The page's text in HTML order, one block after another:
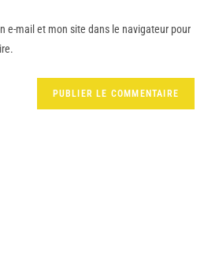
e-mail et mon site dans le navigateur pour